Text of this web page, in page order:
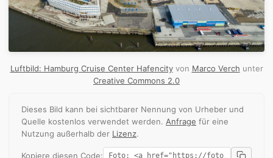
Luftbild: Hamburg Cruise Center Hafencityvon Marco Verch unter
Creative Commons 2.0
Dieses Bild kann bei sichtbarer Nennung von Urheber und
Quelle kostenlos verwendet werden. Anfrage für eine
Nutzung außerhalb der Lizenz.
Kopiere diesen Code: